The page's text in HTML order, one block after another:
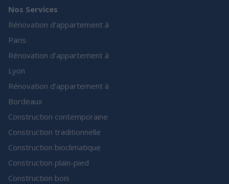
Nos Services
Rénovation d’appartement à
Paris
Rénovation d’appartement à
Lyon
Rénovation d’appartement à
Bordeaux
Construction contemporaine
Construction traditionnelle
Construction bioclimatique
Construction plain-pied
Construction bois